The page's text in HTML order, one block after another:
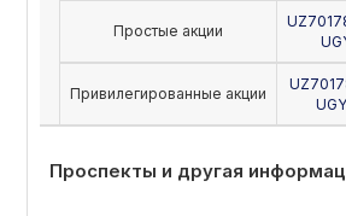
Простые акции
Привилегированные акции
Проспекты и другая